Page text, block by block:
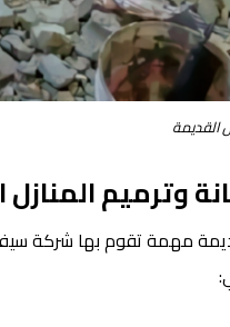
القديمة
وترميم المنازل
مهمة تقوم بها شركة